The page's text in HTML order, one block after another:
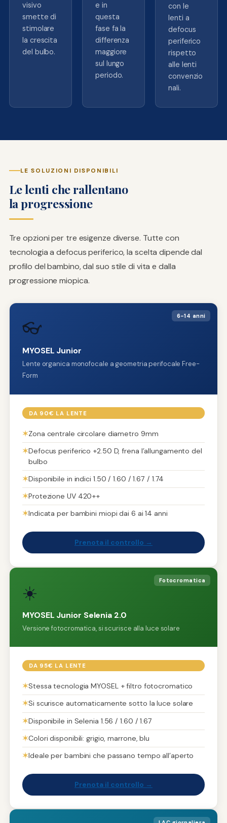
visivo
smette di
stimolare
la crescita
del bulbo.
e in
questa
fase fa la
differenza
maggiore
sul lungo
periodo.
con le
lenti a
defocus
periferico
rispetto
alle lenti
convenzio
nali.
LE SOLUZIONI DISPONIBILI
Le lenti che rallentano
la progressione
Tre opzioni per tre esigenze diverse. Tutte con
tecnologia a defocus periferico, la scelta dipende dal
profilo del bambino, dal suo stile di vita e dalla
progressione miopica.
6-14 anni
👓
MYOSEL Junior
Lente organica monofocale a geometria perifocale Free-
Form
DA 90€ LA LENTE
✶Zona centrale circolare diametro 9mm
✶Defocus periferico +2.50 D, frena l’allungamento del
bulbo
✶Disponibile in indici 1.50 / 1.60 / 1.67 / 1.74
✶Protezione UV 420++
✶Indicata per bambini miopi dai 6 ai 14 anni
Prenota il controllo →
Fotocromatica
☀️
MYOSEL Junior Selenia 2.0
Versione fotocromatica, si scurisce alla luce solare
DA 95€ LA LENTE
✶Stessa tecnologia MYOSEL + filtro fotocromatico
✶Si scurisce automaticamente sotto la luce solare
✶Disponibile in Selenia 1.56 / 1.60 / 1.67
✶Colori disponibili: grigio, marrone, blu
✶Ideale per bambini che passano tempo all’aperto
Prenota il controllo →